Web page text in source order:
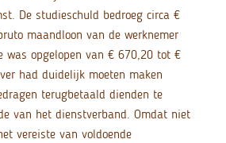
De studieschuld bedroeg circa €
maandloon van de werknemer
was opgelopen van € 670,20 tot €
had duidelijk moeten maken
terugbetaald dienden te
van het dienstverband. Omdat niet
vereiste van voldoende